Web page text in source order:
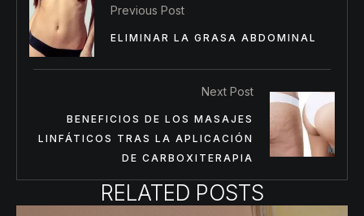
Previous Post
ELIMINAR LA GRASA ABDOMINAL
Next Post
BENEFICIOS DE LOS MASAJES
LINFÁTICOS TRAS LA APLICACIÓN
DE CARBOXITERAPIA
RELATED POSTS